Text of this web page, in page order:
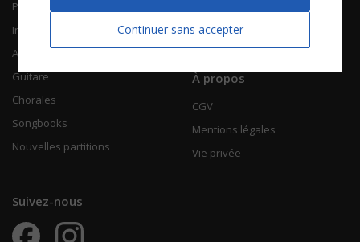
Piano Solo
Instruments solistes
Accordéon
Guitare
Chorales
Songbooks
Nouvelles partitions
FAQ
À propos
CGV
Mentions légales
Vie privée
Suivez-nous
Continuer sans accepter